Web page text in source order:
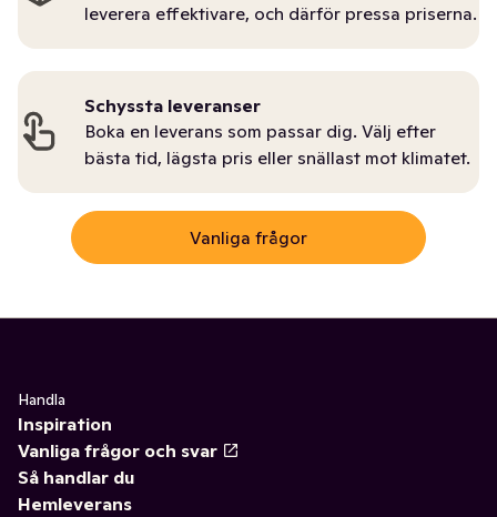
leverera effektivare, och därför pressa priserna.
Schyssta leveranser
Boka en leverans som passar dig. Välj efter
bästa tid, lägsta pris eller snällast mot klimatet.
Vanliga frågor
Handla
Inspiration
Vanliga frågor och svar
Så handlar du
Hemleverans